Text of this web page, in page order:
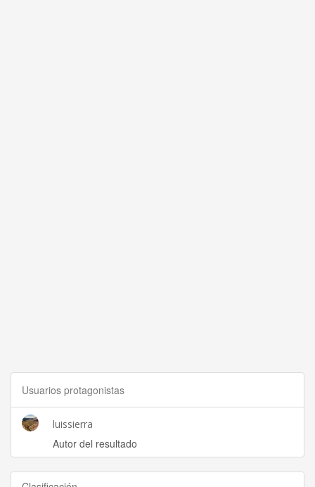
Usuarios protagonistas
luissierra
Autor del resultado